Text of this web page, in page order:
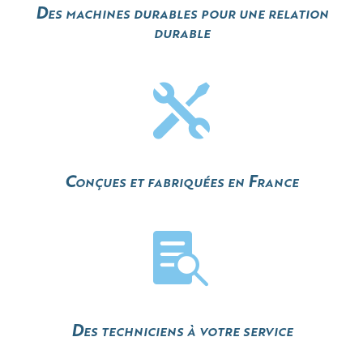
Des machines durables pour une relation
durable

Conçues et fabriquées en France

Des techniciens à votre service